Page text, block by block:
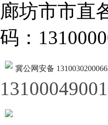
廊坊市市
码：
冀公网安备